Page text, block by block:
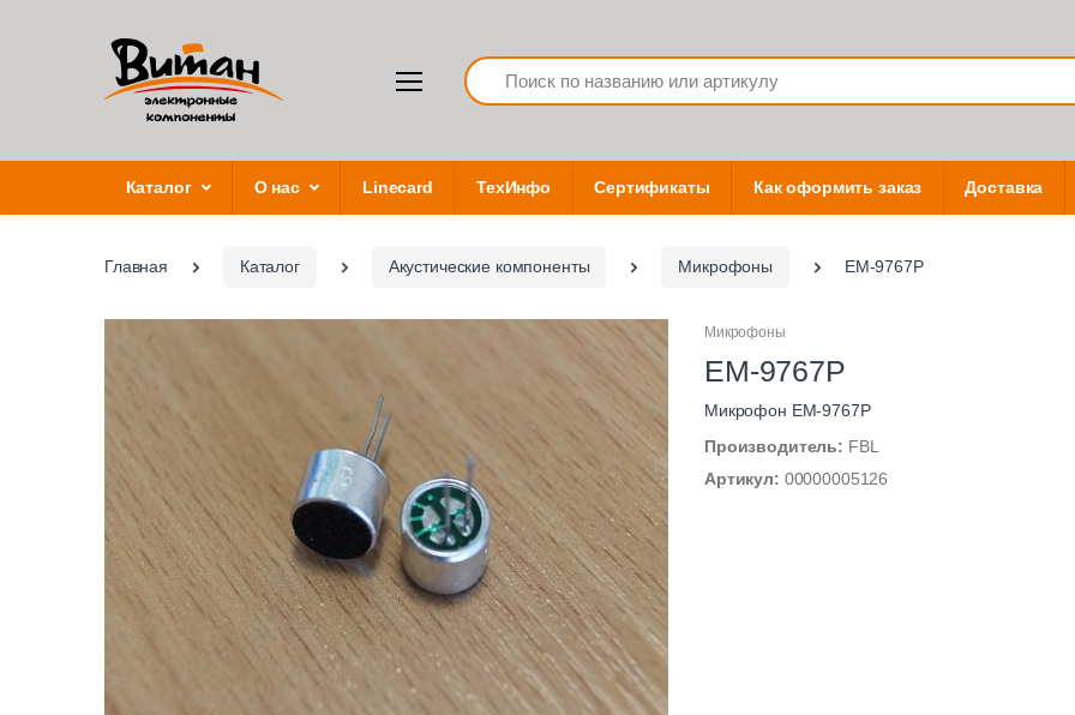
Search
Каталог О нас Linecard ТехИнфо Сертификаты Как оформить заказ Доставка
Главная Каталог Акустические компоненты Микрофоны EM-9767P
Микрофоны
EM-9767P
Микрофон EM-9767P
Производитель: FBL
Артикул: 00000005126